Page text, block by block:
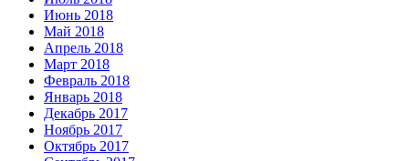
Июнь 2018
Май 2018
Апрель 2018
Март 2018
Февраль 2018
Январь 2018
Декабрь 2017
Ноябрь 2017
Октябрь 2017